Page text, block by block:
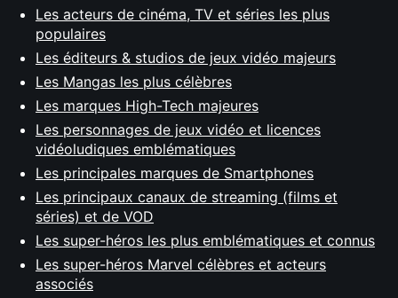
Les acteurs de cinéma, TV et séries les plus
populaires
Les éditeurs & studios de jeux vidéo majeurs
Les Mangas les plus célèbres
Les marques High-Tech majeures
Les personnages de jeux vidéo et licences
vidéoludiques emblématiques
Les principales marques de Smartphones
Les principaux canaux de streaming (films et
séries) et de VOD
Les super-héros les plus emblématiques et connus
Les super-héros Marvel célèbres et acteurs
associés